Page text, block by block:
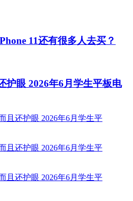
11还有很多人去买？
护眼 2026年6月学生平板电